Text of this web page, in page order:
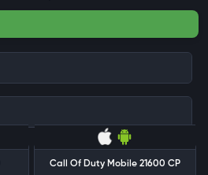
Call Of Duty Mobile 21600 CP